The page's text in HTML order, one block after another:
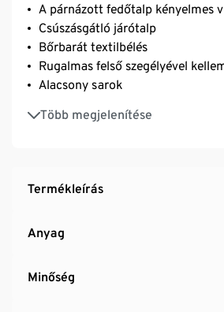
A párnázott fedőtalp kényelmes
Csúszásgátló járótalp
Bőrbarát textilbélés
Rugalmas felső szegélyével
Alacsony sarok
Több megjelenítése
Modern fémhatású megjelenés
Termékleírás
Anyag
Minőség